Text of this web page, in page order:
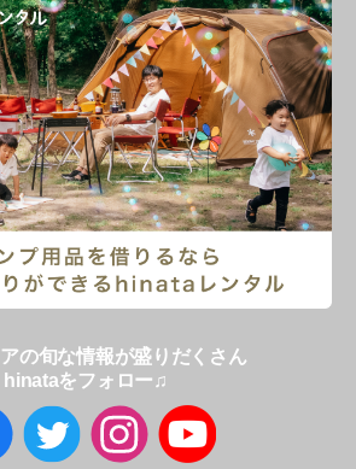
の旬な情報が盛りだくさん
hinataをフォロー♫